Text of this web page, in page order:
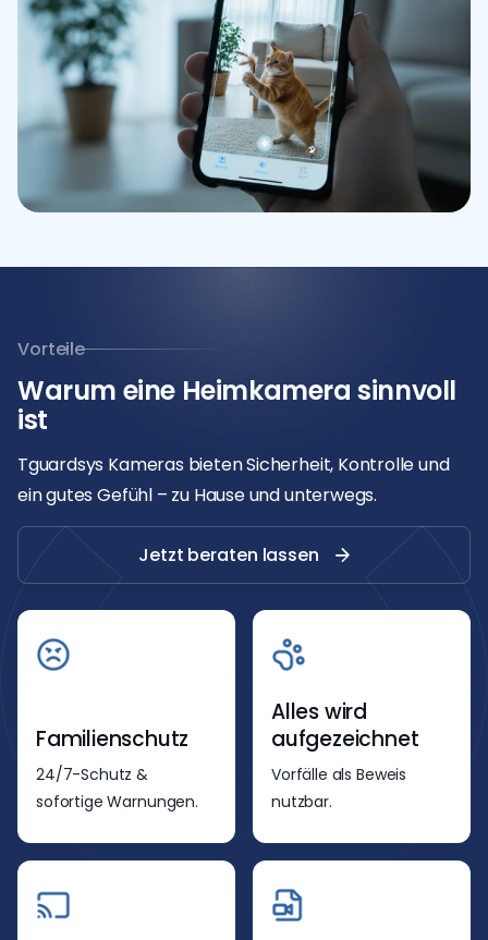
Familienschutz
24/7-Schutz &
sofortige Warnungen.
Alles wird
aufgezeichnet
Vorfälle als Beweis
nutzbar.
Vorteile
Warum eine Heimkamera sinnvoll
ist
Tguardsys Kameras bieten Sicherheit, Kontrolle und
ein gutes Gefühl – zu Hause und unterwegs.
Jetzt beraten lassen